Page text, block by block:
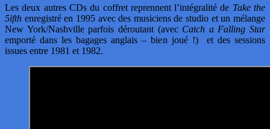
Les deux autres CDs du coffret reprennent l’intégralité de Take the
5ifth enregistré en 1995 avec des musiciens de studio et un mélange
New York/Nashville parfois déroutant (avec Catch a Falling Star
emporté dans les bagages anglais – bien joué !) et des sessions
issues entre 1981 et 1982.